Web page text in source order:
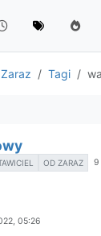
Tagi
OD ZARAZ 9
05:26